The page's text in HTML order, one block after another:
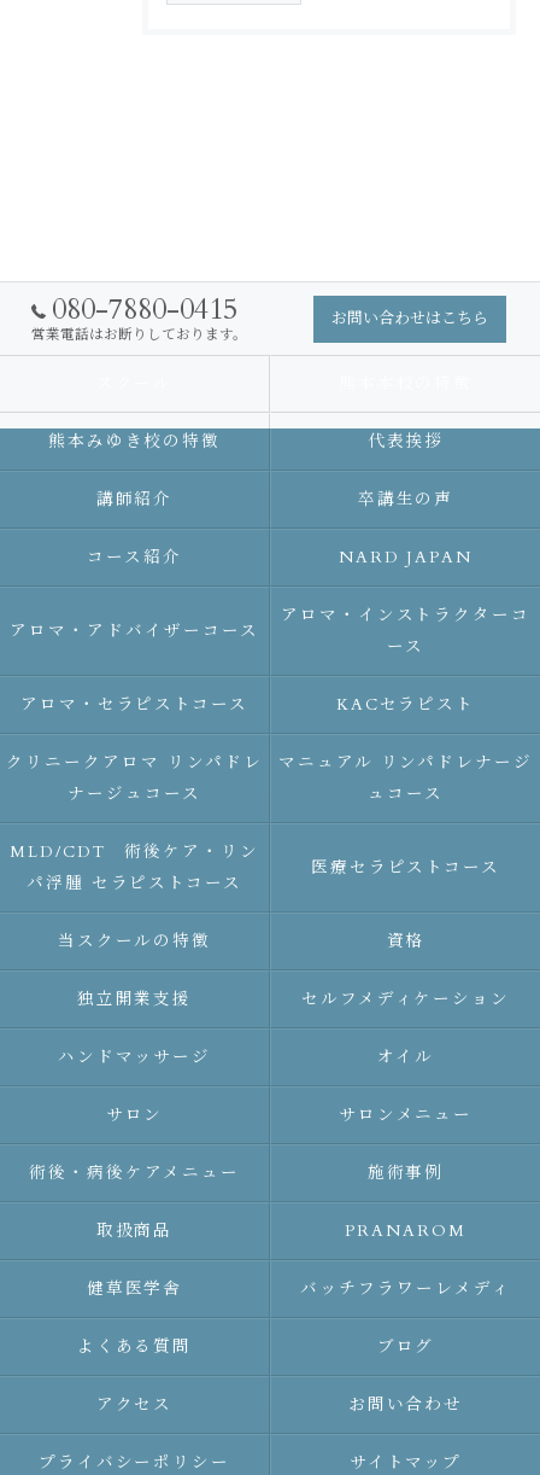
080-7880-0415
営業電話はお断りしております。
お問い合わせはこちら
熊本みゆき校の特徴 代表挨拶
講師紹介 卒講生の声
コース紹介 NARD JAPAN
アロマ・アドバイザーコース
アロマ・インストラクターコ
ース
アロマ・セラピストコース KACセラピスト
クリニークアロマ リンパドレ
ナージュコース
マニュアル リンパドレナージ
ュコース
MLD/CDT 術後ケア・リン
パ浮腫 セラピストコース
医療セラピストコース
当スクールの特徴 資格
独立開業支援 セルフメディケーション
ハンドマッサージ オイル
サロン サロンメニュー
術後・病後ケアメニュー 施術事例
取扱商品 PRANAROM
健草医学舎 バッチフラワーレメディ
よくある質問 ブログ
アクセス お問い合わせ
プライバシーポリシー サイトマップ